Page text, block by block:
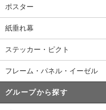
ポスター
紙垂れ幕
ステッカー・ピクト
フレーム・パネル・イーゼル
グループから探す